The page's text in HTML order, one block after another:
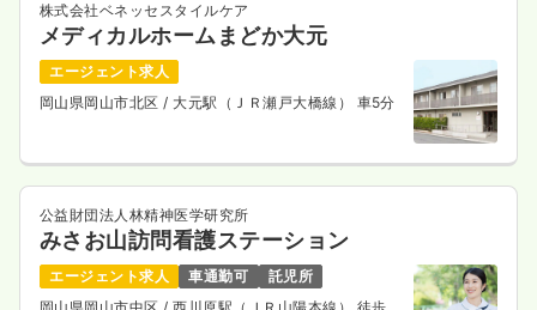
株式会社ベネッセスタイルケア
メディカルホームまどか大元
エージェント求人
岡山県岡山市北区/ 大元駅（ＪＲ瀬戸大橋線） 車5分
公益財団法人林精神医学研究所
みさお山訪問看護ステーション
エージェント求人 車通勤可
託児所